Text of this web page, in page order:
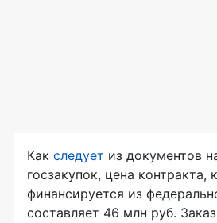
Как следует из документов
госзакупок, цена контракта,
финансируется из
составляет 46 млн руб.